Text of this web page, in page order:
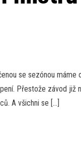
se sezónou máme
Přestože závod již
A všichni se […]